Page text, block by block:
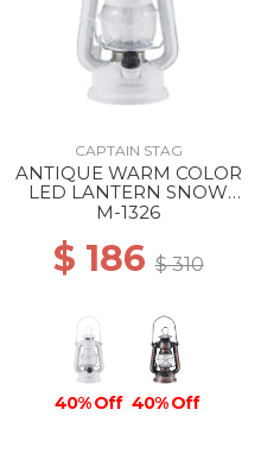
CAPTAIN STAG
ANTIQUE WARM COLOR
LED LANTERN SNOW
WHITE
M-1326
$ 186$ 310
40% Off 40% Off